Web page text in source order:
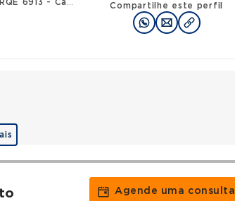
RQE 6913 - Cancerologia/cancerologia cirúrgica
Compartilhe este perfil
Agende uma consulta